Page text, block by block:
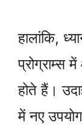
हालांकि,
प्रोग्राम्स
होते हैं।
में नए